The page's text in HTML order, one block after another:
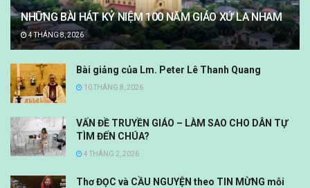
NHỮNG BÀI HÁT KỶ NIỆM 100 NĂM GIÁO XỨ LA NHAM
4 THÁNG 8, 2026
Bài giảng của Lm. Peter Lê Thanh Quang
10 THÁNG 8, 2026
VẤN ĐỀ TRUYỀN GIÁO – LÀM SAO CHO DÂN TỰ
TÌM ĐẾN CHÚA?
4 THÁNG 2, 2026
Thơ ĐỌC và CẦU NGUYỆN theo TIN MỪNG mỗi